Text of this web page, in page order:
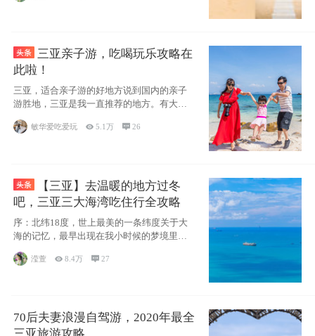
三亚亲子游，吃喝玩乐攻略在
此啦！
三亚，适合亲子游的好地方说到国内的亲子
游胜地，三亚是我一直推荐的地方。有大
海、有蓝天
敏华爱吃爱玩 5.1万 26
【三亚】去温暖的地方过冬
吧，三亚三大海湾吃住行全攻略
序：北纬18度，世上最美的一条纬度关于大
海的记忆，最早出现在我小时候的梦境里，
滢萱 8.4万 27
70后夫妻浪漫自驾游，2020年最全